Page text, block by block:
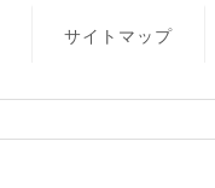
サイトマップ